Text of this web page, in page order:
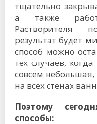
тщательно
а также
Растворителя
результат будет
способ можно
тех случаев,
совсем
на всех стенах
Поэтому
способы: